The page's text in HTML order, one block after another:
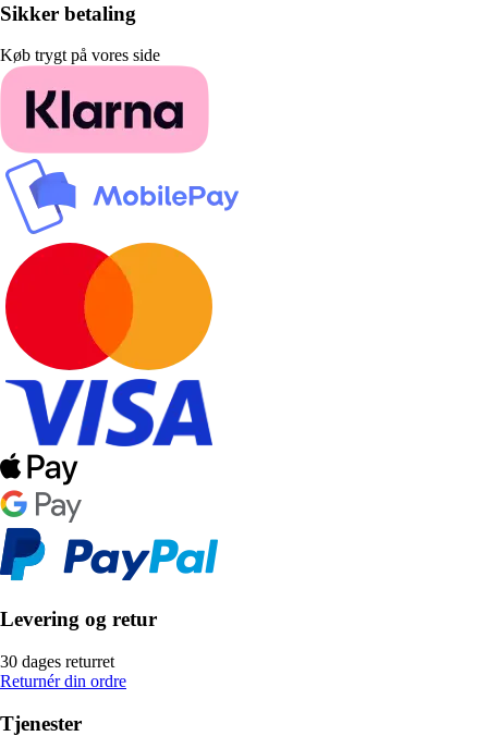
Sikker betaling
Køb trygt på vores side
Levering og retur
30 dages returret
Returnér din ordre
Tjenester